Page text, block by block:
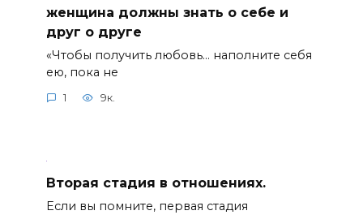
женщина должны знать о себе и
друг о друге
«Чтобы получить любовь… наполните себя
ею, пока не
1 9к.
Вторая стадия в отношениях.
Если вы помните, первая стадия